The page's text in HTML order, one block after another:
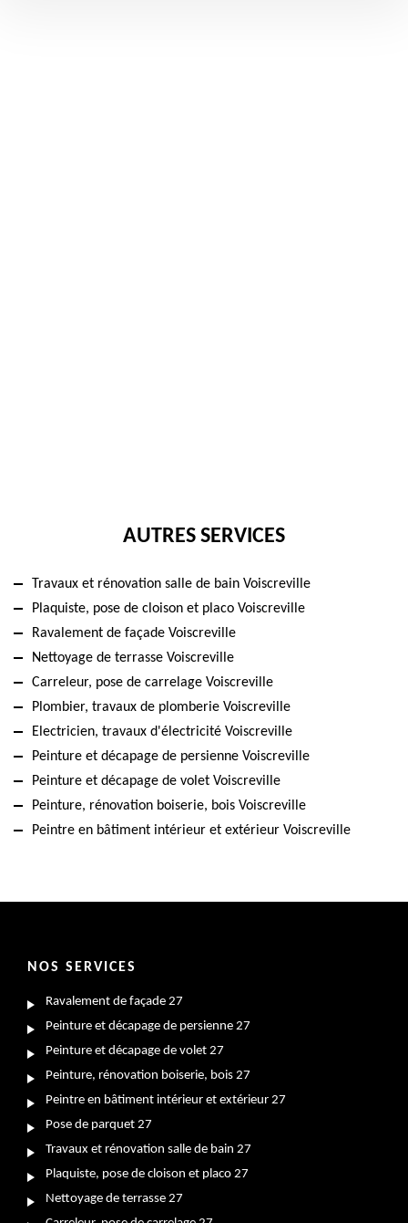
AUTRES SERVICES
Travaux et rénovation salle de bain Voiscreville
Plaquiste, pose de cloison et placo Voiscreville
Ravalement de façade Voiscreville
Nettoyage de terrasse Voiscreville
Carreleur, pose de carrelage Voiscreville
Plombier, travaux de plomberie Voiscreville
Electricien, travaux d'électricité Voiscreville
Peinture et décapage de persienne Voiscreville
Peinture et décapage de volet Voiscreville
Peinture, rénovation boiserie, bois Voiscreville
Peintre en bâtiment intérieur et extérieur Voiscreville
NOS SERVICES
Ravalement de façade 27
Peinture et décapage de persienne 27
Peinture et décapage de volet 27
Peinture, rénovation boiserie, bois 27
Peintre en bâtiment intérieur et extérieur 27
Pose de parquet 27
Travaux et rénovation salle de bain 27
Plaquiste, pose de cloison et placo 27
Nettoyage de terrasse 27